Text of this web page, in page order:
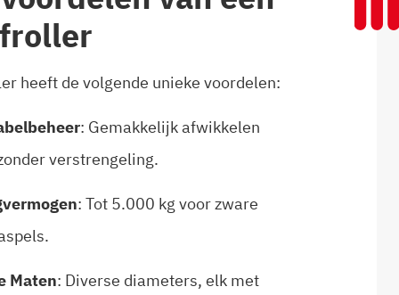
heeft de volgende unieke voordelen:
: Gemakkelijk afwikkelen
verstrengeling.
: Tot 5.000 kg voor zware
Maten: Diverse diameters, elk met